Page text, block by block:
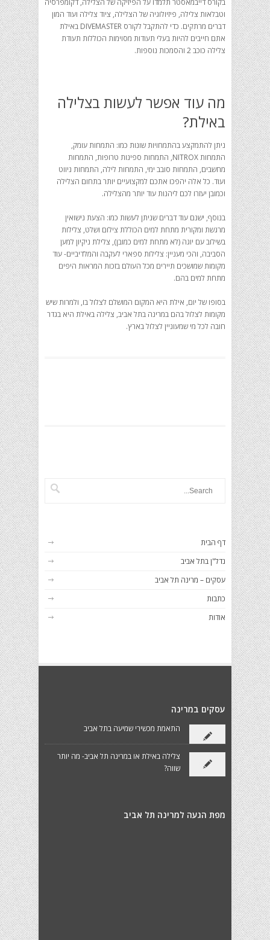
בקורס דייבמאסטר תלמדו על הפיזיקה של הצלילה, דקומפרסיה
וטבלאות צלילה, פיזיולוגיה של הצלילה, ציוד צלילה ועוד המון
דברים מרתקים. כדי להתקבל לקורס DIVEMASTER באילת
אתם חייבים להיות בעלי תעודות מסוימות הכוללות תעודת
צלילה כוכב 2 והסמכות נוספות.
מה עוד אפשר לעשות בצלילה
באילת?
ניתן להתמקצע בהתמחויות שונות כמו: התמחות עומק,
התמחות NITROX, התמחות ספינות טרופות, התמחות
מחשבים, התמחות סובב ימי, התמחות לילה, התמחות ניווט
ועוד. כל אלה יהפכו אתכם למקצועיים יותר בתחום הצלילה
וכמובן יעזרו לכם ליהנות עוד יותר מהצלילה.
בנוסף, ישנם עוד דברים שניתן לעשות כמו: הצעת נישואין
מרגשת ומקורית מתחת למים הכוללת צילום ושלט, צלילות
בשילוב עם יוגה (לא מתחת למים כמובן), צלילת ניקיון למען
הסביבה, והכי מעניין: צלילות ספארי לעקבה והמלדיביים- עוד
מקומות שמושכים תיירים מכל העולם בזכות המראות היפים
מתחת למים בהם.
בסופו של יום, אילת היא המקום המושלם לצלול בו, ולמרות שיש
מקומות לצלול בהם במרינה בתל אביב, צלילה באילת היא בגדר
חובה לכל מי שמעוניין לצלול בארץ.
דף הבית
נדל"ן בתל אביב
עסקים – מרינה תל אביב
כתבות
אודות
עסקים במרינה
התאמת מכשירי שמיעה בתל אביב
צלילה באילת או במרינה תל אביב- מה יותר
שווה?
מפת הגעה למרינה תל אביב